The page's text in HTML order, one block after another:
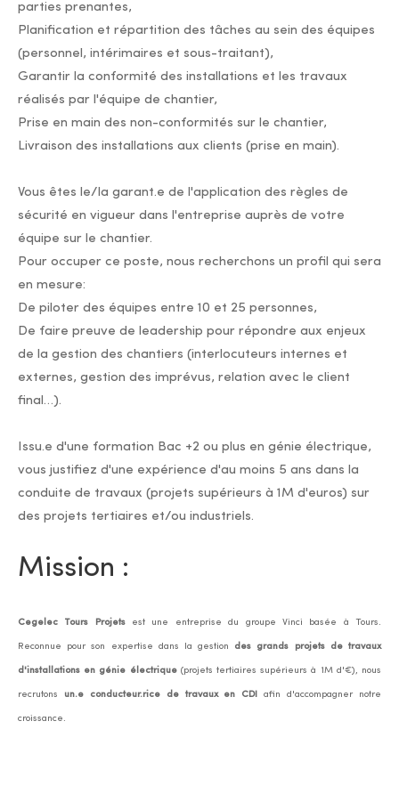
parties prenantes,
Planification et répartition des tâches au sein des équipes
(personnel, intérimaires et sous-traitant),
Garantir la conformité des installations et les travaux
réalisés par l'équipe de chantier,
Prise en main des non-conformités sur le chantier,
Livraison des installations aux clients (prise en main).
Vous êtes le/la garant.e de l'application des règles de
sécurité en vigueur dans l'entreprise auprès de votre
équipe sur le chantier.
Pour occuper ce poste, nous recherchons un profil qui sera
en mesure:
De piloter des équipes entre 10 et 25 personnes,
De faire preuve de leadership pour répondre aux enjeux
de la gestion des chantiers (interlocuteurs internes et
externes, gestion des imprévus, relation avec le client
final…).
Issu.e d'une formation Bac +2 ou plus en génie électrique,
vous justifiez d'une expérience d'au moins 5 ans dans la
conduite de travaux (projets supérieurs à 1M d'euros) sur
des projets tertiaires et/ou industriels.
Mission :
Cegelec Tours Projetsest une entreprise du groupe Vinci basée à Tours.
Reconnue pour son expertise dans la gestion des grands projets de travaux
d'installations en génie électrique(projets tertiaires supérieurs à 1M d'€), nous
recrutons un.e conducteur.rice de travaux en CDI afin d'accompagner notre
croissance.